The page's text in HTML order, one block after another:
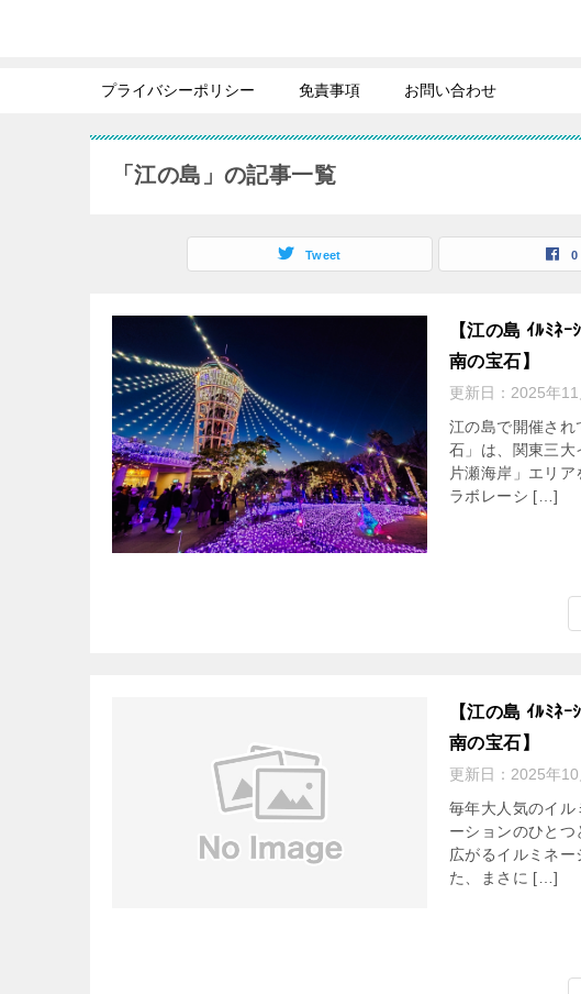
プライバシーポリシー 免責事項 お問い合わせ
「江の島」の記事一覧
Tweet 0
【江の島 ｲﾙﾐﾈ
南の宝石】
更新日： 2025年11
江の島で開催され
石」は、関東三大
片瀬海岸」エリ
ラボレーシ […]
【江の島 ｲﾙﾐﾈ
南の宝石】
更新日： 2025年10
毎年大人気のイ
ーションのひと
広がるイルミネ
た、まさに […]